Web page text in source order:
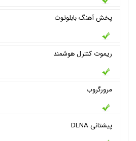
پخش آهنگ بابلوتوث
ریموت کنترل هوشمند
مرورگروب
پیشتانی DLNA